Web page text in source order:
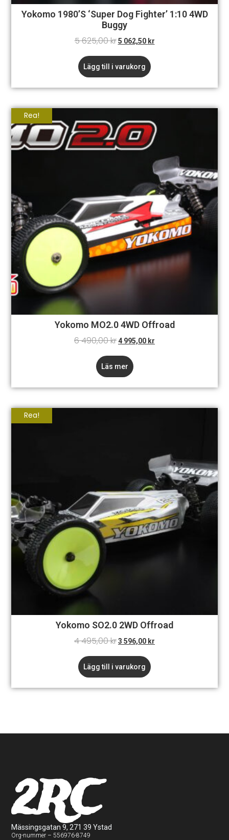
Yokomo 1980’s ‘Super Dog Fighter’ 1:10 4WD
Buggy
5 625,00kr 5 062,50 kr
Lägg till i varukorg
Rea!
Yokomo MO2.0 4WD Offroad
6 490,00kr4 995,00 kr
Läs mer
Rea!
Yokomo SO2.0 2WD Offroad
4 495,00kr3 596,00 kr
Lägg till i varukorg
2RC
Mässingsgatan 9, 271 39 Ystad
Org-nummer – 556976-8749